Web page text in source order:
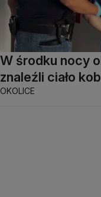
W środku nocy
znaleźli ciało
OKOLICE